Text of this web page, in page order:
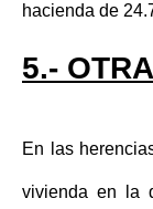
hacienda de
5.-
En las
vivienda en la